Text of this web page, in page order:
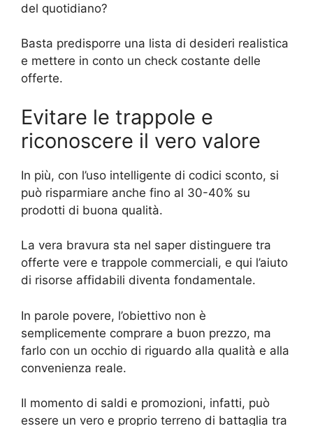
del quotidiano?
Basta predisporre una lista di desideri realistica
e mettere in conto un check costante delle
offerte.
Evitare le trappole e
riconoscere il vero valore
In più, con l’uso intelligente di codici sconto, si
può risparmiare anche fino al 30-40% su
prodotti di buona qualità.
La vera bravura sta nel saper distinguere tra
offerte vere e trappole commerciali, e qui l’aiuto
di risorse affidabili diventa fondamentale.
In parole povere, l’obiettivo non è
semplicemente comprare a buon prezzo, ma
farlo con un occhio di riguardo alla qualità e alla
convenienza reale.
Il momento di saldi e promozioni, infatti, può
essere un vero e proprio terreno di battaglia tra